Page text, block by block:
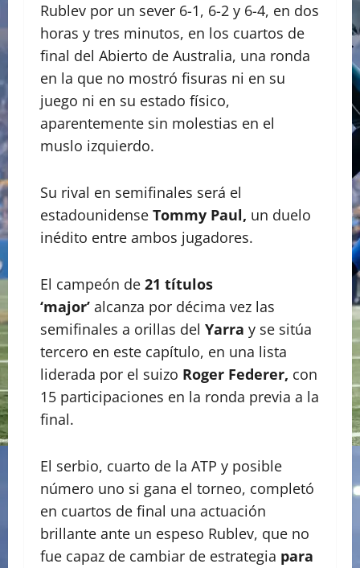
Rublev por un sever 6-1, 6-2 y 6-4, en dos
horas y tres minutos, en los cuartos de
final del Abierto de Australia, una ronda
en la que no mostró fisuras ni en su
juego ni en su estado físico,
aparentemente sin molestias en el
muslo izquierdo.
Su rival en semifinales será el
estadounidense Tommy Paul, un duelo
inédito entre ambos jugadores.
El campeón de 21 títulos
‘major’ alcanza por décima vez las
semifinales a orillas del Yarra y se sitúa
tercero en este capítulo, en una lista
liderada por el suizo Roger Federer, con
15 participaciones en la ronda previa a la
final.
El serbio, cuarto de la ATP y posible
número uno si gana el torneo, completó
en cuartos de final una actuación
brillante ante un espeso Rublev, que no
fue capaz de cambiar de estrategia para